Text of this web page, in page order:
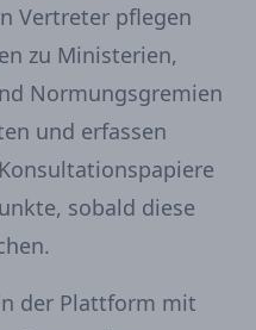
Vertreter pflegen
zu Ministerien,
Normungsgremien
und erfassen
sobald diese
der Plattform mit